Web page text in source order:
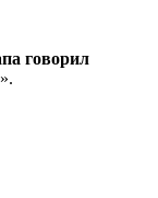
говорил
».